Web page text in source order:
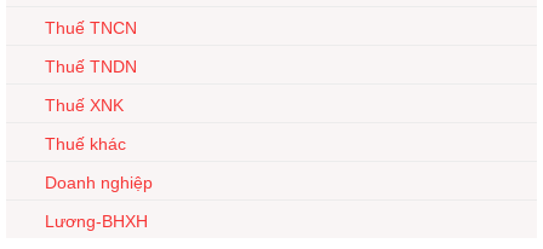
Thuế TNCN
Thuế TNDN
Thuế XNK
Thuế khác
Doanh nghiệp
Lương-BHXH